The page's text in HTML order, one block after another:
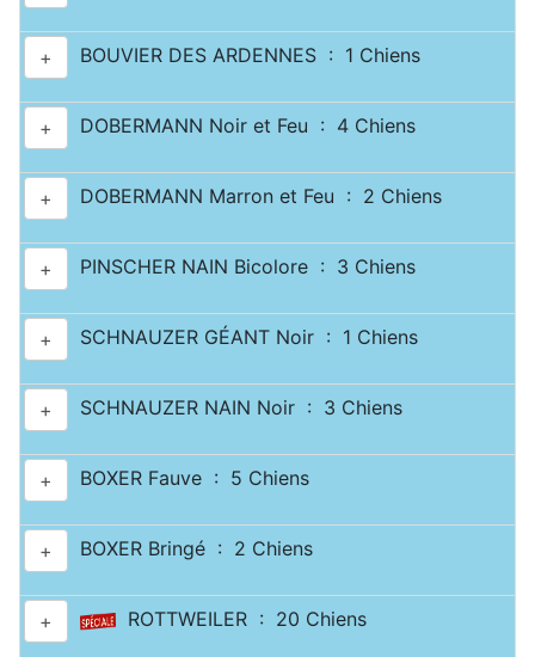
+ BOUVIER DES ARDENNES : 1 Chiens
+ DOBERMANN Noir et Feu : 4 Chiens
+ DOBERMANN Marron et Feu : 2 Chiens
+ PINSCHER NAIN Bicolore : 3 Chiens
+ SCHNAUZER GÉANT Noir : 1 Chiens
+ SCHNAUZER NAIN Noir : 3 Chiens
+ BOXER Fauve : 5 Chiens
+ BOXER Bringé : 2 Chiens
+ ROTTWEILER : 20 Chiens